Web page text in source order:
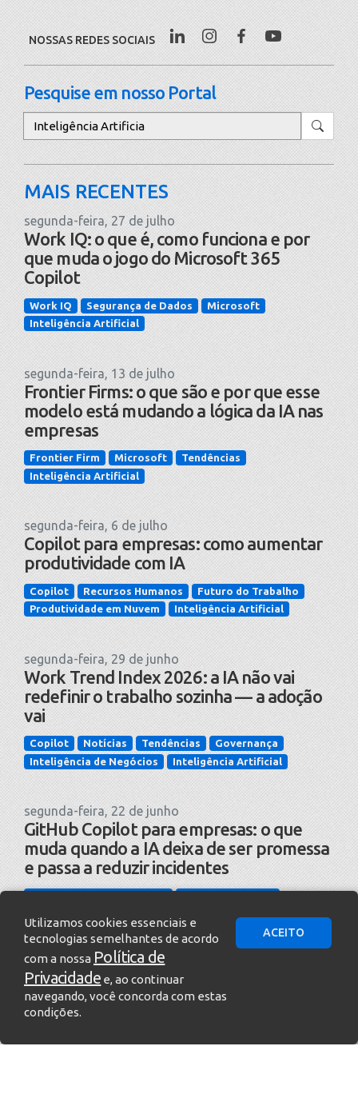
NOSSAS REDES SOCIAIS
Pesquise em nosso Portal
Pesquisar
MAIS RECENTES
segunda-feira, 27 de julho
Work IQ: o que é, como funciona e por
que muda o jogo do Microsoft 365
Copilot
Work IQ Segurança de Dados
Microsoft
Inteligência Artificial
segunda-feira, 13 de julho
Frontier Firms: o que são e por que esse
modelo está mudando a lógica da IA nas
empresas
Frontier Firm Microsoft
Tendências
Inteligência Artificial
segunda-feira, 6 de julho
Copilot para empresas: como aumentar
produtividade com IA
Copilot Recursos Humanos
Futuro do Trabalho
Produtividade em Nuvem
Inteligência Artificial
segunda-feira, 29 de junho
Work Trend Index 2026: a IA não vai
redefinir o trabalho sozinha — a adoção
vai
Copilot Notícias Tendências
Governança
Inteligência de Negócios
Inteligência Artificial
segunda-feira, 22 de junho
GitHub Copilot para empresas: o que
muda quando a IA deixa de ser promessa
e passa a reduzir incidentes
Utilizamos cookies essenciais e
tecnologias semelhantes de acordo
com a nossa Política de
Privacidade e, ao continuar
navegando, você concorda com estas
condições.
ACEITO